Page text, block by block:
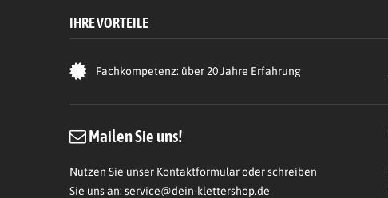
IHRE VORTEILE
Fachkompetenz: über 20 Jahre Erfahrung
Mailen Sie uns!
Nutzen Sie unser Kontaktformular oder schreiben
Sie uns an: service@dein-klettershop.de